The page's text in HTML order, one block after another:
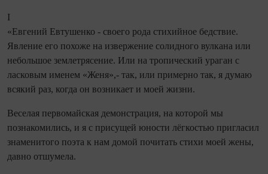
I
«Евгений Евтушенко - своего рода стихийное бедствие.
Явление его похоже на извержение солидного вулкана или
небольшое землетрясение. Или на тропический ураган с
ласковым именем «Женя»,- так, или примерно так, я думаю
всякий раз, ко­гда он возникает и моей жизни.
Веселая первомайская демонстрация, на которой мы
познакомились, и я с присущей юности лёгкостью пригласил
знаменитого поэта к нам домой почитать стихи моей жены,
давно отшумела.